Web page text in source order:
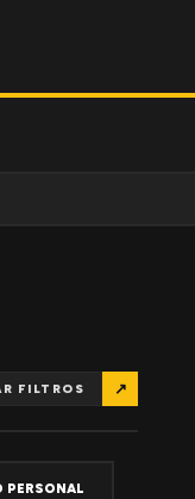
FILTROS ↗
PERSONAL